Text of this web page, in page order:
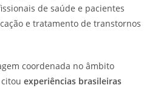
de saúde e pacientes
e tratamento de transtornos
coordenada no âmbito
experiências brasileiras